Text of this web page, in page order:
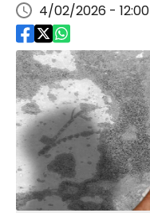
4/02/2026 - 12:00